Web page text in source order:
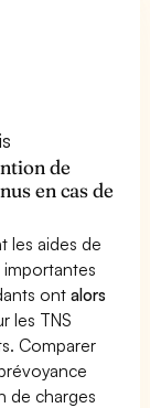
de
en cas de
les aides de
importantes
ontalors
les TNS
Comparer
de charges